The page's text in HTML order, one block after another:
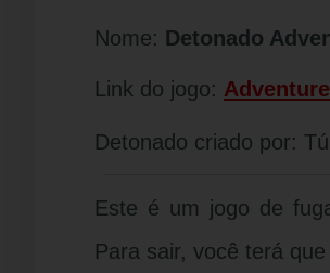
Nome: Detonado
Link do jogo:
Detonado criado por:
Este é um jogo de
Para sair, você terá